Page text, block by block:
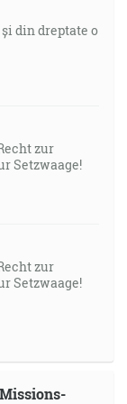
anjelom,
hore vzatý v
ktorým ste
ktorá sa vidí, nie
by sa na to
s hlasom
din dreptate o
zur
Setzwaage!
zur
Setzwaage!